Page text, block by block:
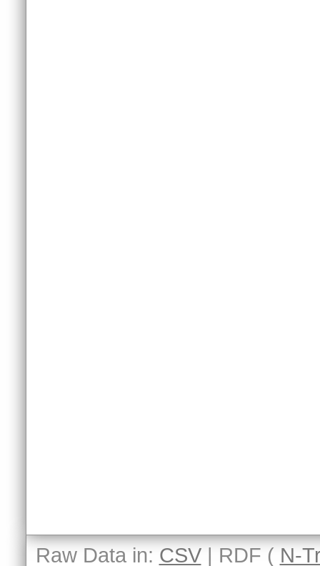
Raw Data in: CSV| RDF ( N-